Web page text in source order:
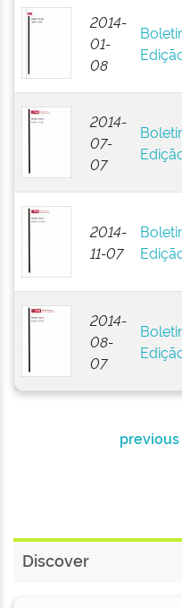
2014-
01-
08
2014-
07-
07
2014-
11-07
2014-
08-
07
previous
Discover